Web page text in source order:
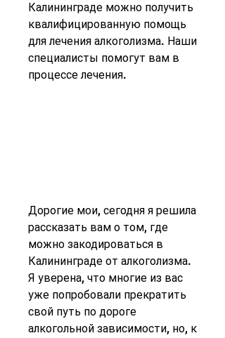
Калининграде можно получить
квалифицированную помощь
для лечения алкоголизма. Наши
специалисты помогут вам в
процессе лечения.
Дорогие мои, сегодня я решила
рассказать вам о том, где
можно закодироваться в
Калининграде от алкоголизма.
Я уверена, что многие из вас
уже попробовали прекратить
свой путь по дороге
алкогольной зависимости, но, к